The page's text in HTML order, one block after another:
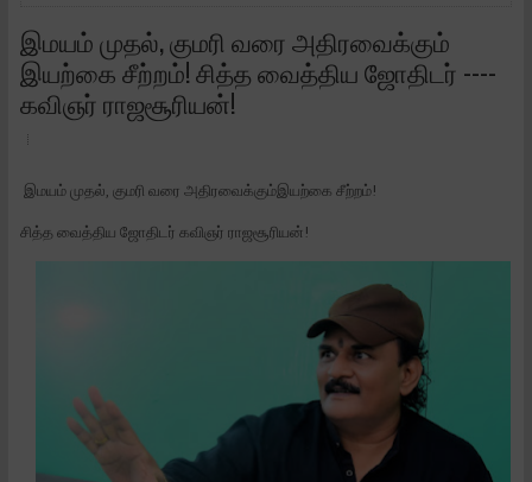
இமயம் முதல், குமரி வரை அதிரவைக்கும்
இயற்கை சீற்றம்! சித்த வைத்திய ஜோதிடர் ----
கவிஞர் ராஜசூரியன்!
இமயம் முதல், குமரி வரை அதிரவைக்கும்இயற்கை சீற்றம்!
சித்த வைத்திய ஜோதிடர் கவிஞர் ராஜசூரியன்!